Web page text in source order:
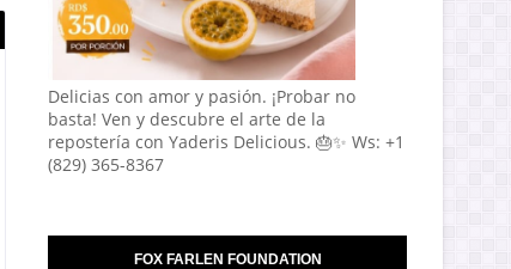
Delicias con amor y pasión. ¡Probar no
basta! Ven y descubre el arte de la
repostería con Yaderis Delicious. 🎂✨ Ws: +1
(829) 365-8367
FOX FARLEN FOUNDATION